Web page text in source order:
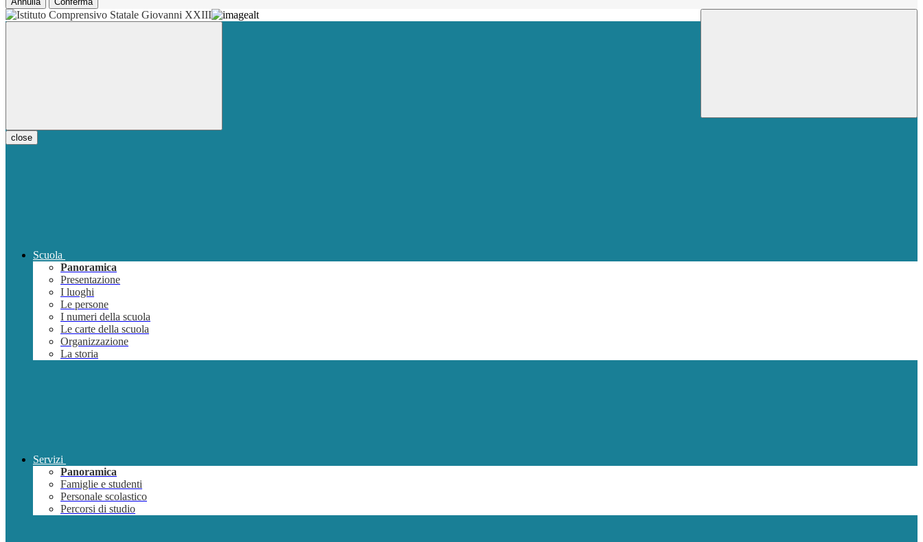
close
Scuola
Panoramica
Presentazione
I luoghi
Le persone
I numeri della scuola
Le carte della scuola
Organizzazione
La storia
Servizi
Panoramica
Famiglie e studenti
Personale scolastico
Percorsi di studio